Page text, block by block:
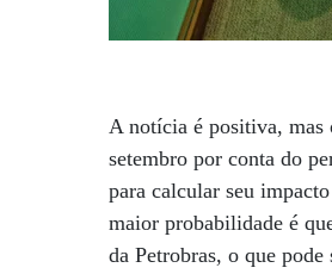
A notícia é positiva, mas
setembro por conta do
para calcular seu
maior probabilidade é
da Petrobras, o que